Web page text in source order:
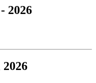
2026